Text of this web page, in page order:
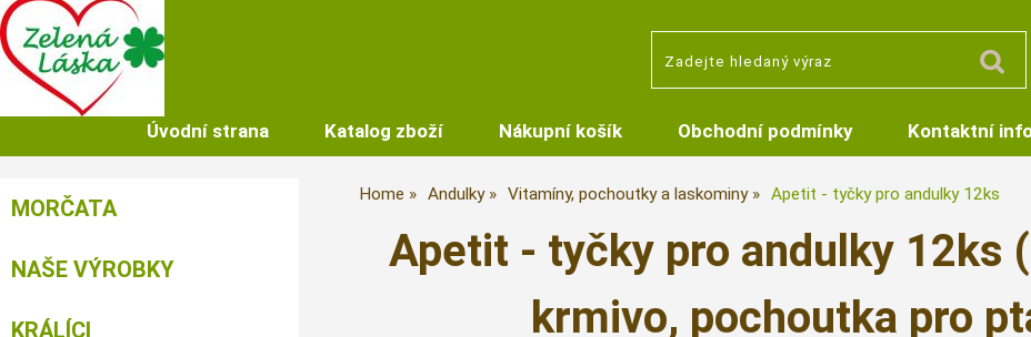
Úvodní strana Katalog zboží Nákupní košík Obchodní podmínky Kontaktní
Home Andulky Vitamíny, pochoutky a laskominy Apetit - tyčky pro andulky 12ks
Apetit - tyčky pro andulky 12ks
krmivo, pochoutka pro
MORČATA
NAŠE VÝROBKY
KRÁLÍCI